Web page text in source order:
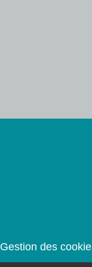
Gestion des